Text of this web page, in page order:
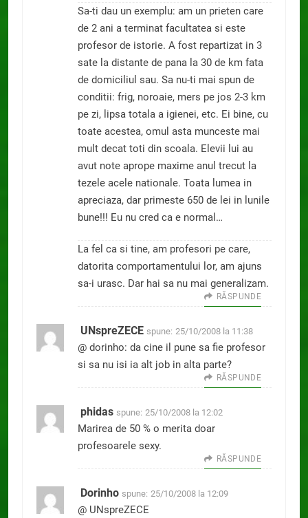
Sa-ti dau un exemplu: am un prieten care
de 2 ani a terminat facultatea si este
profesor de istorie. A fost repartizat in 3
sate la distante de pana la 30 de km fata
de domiciliul sau. Sa nu-ti mai spun de
conditii: frig, noroaie, mers pe jos 2-3 km
pe zi, lipsa totala a igienei, etc. Ei bine, cu
toate acestea, omul asta munceste mai
mult decat toti din scoala. Elevii lui au
avut note aprope maxime anul trecut la
tezele acele nationale. Toata lumea in
apreciaza, dar primeste 650 de lei in lunile
bune!!! Eu nu cred ca e normal…
La fel ca si tine, am profesori pe care,
datorita comportamentului lor, am ajuns
sa-i urasc. Dar hai sa nu mai generalizam.
RĂSPUNDE
UNspreZECE spune: 25/10/2008 la 11:38
@ dorinho: da cine il pune sa fie profesor
si sa nu isi ia alt job in alta parte?
RĂSPUNDE
phidas spune: 25/10/2008 la 12:02
Marirea de 50 % o merita doar
profesoarele sexy.
RĂSPUNDE
Dorinho spune: 25/10/2008 la 12:09
@ UNspreZECE